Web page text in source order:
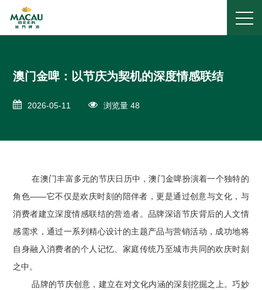
澳门金啤：以节庆为契机的深度情感联结
2026-05-11 浏览量 48
在澳门丰富多元的节庆日历中，澳门金啤扮演着一个独特的
角色——它不仅是欢庆时刻的陪伴者，更是通过创意与文化，与
消费者建立深度情感联结的营造者。品牌深谙节庆背后的人文情
感需求，通过一系列精心设计的主题产品与营销活动，成功地将
自身融入消费者的个人记忆、家庭传统乃至城市共同的欢庆时刻
之中。
品牌的节庆创意，建立在对文化内涵的深刻挖掘之上。巧妙